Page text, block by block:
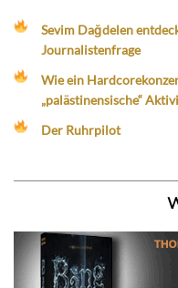
Sevim Dağdelen
Journalistenfrage
Wie ein
„palästinensische“
Der Ruhrpilot